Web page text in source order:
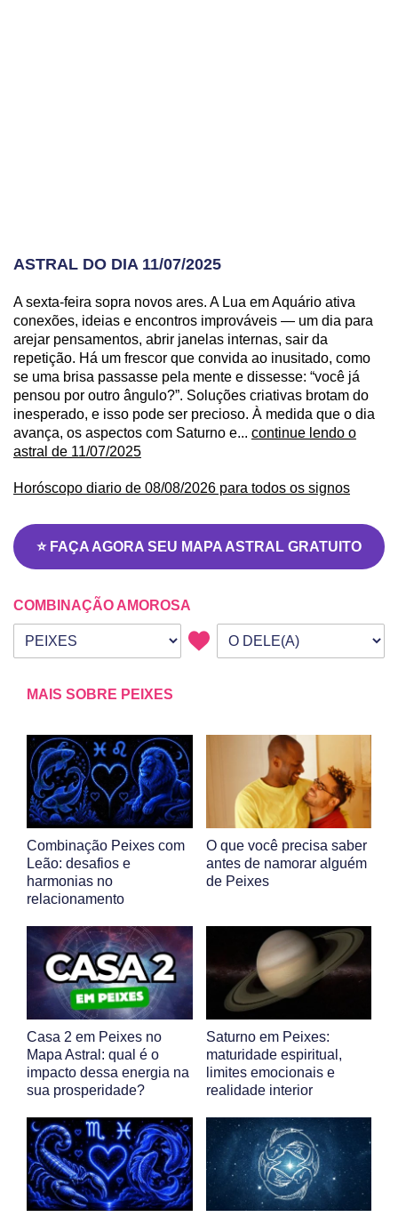
ASTRAL DO DIA 11/07/2025
A sexta-feira sopra novos ares. A Lua em Aquário ativa
conexões, ideias e encontros improváveis — um dia para
arejar pensamentos, abrir janelas internas, sair da
repetição. Há um frescor que convida ao inusitado, como
se uma brisa passasse pela mente e dissesse: “você já
pensou por outro ângulo?”. Soluções criativas brotam do
inesperado, e isso pode ser precioso. À medida que o dia
avança, os aspectos com Saturno e... continue lendo o
astral de 11/07/2025
Horóscopo diario de 08/08/2026 para todos os signos
⭐ FAÇA AGORA SEU MAPA ASTRAL GRATUITO
COMBINAÇÃO AMOROSA
Seu signo
Signo da outra pessoa
MAIS SOBRE PEIXES
Combinação Peixes com
Leão: desafios e
harmonias no
relacionamento
O que você precisa saber
antes de namorar alguém
de Peixes
Casa 2 em Peixes no
Mapa Astral: qual é o
impacto dessa energia na
sua prosperidade?
Saturno em Peixes:
maturidade espiritual,
limites emocionais e
realidade interior